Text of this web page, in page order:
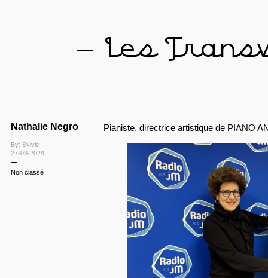
— Les
Nathalie Negro
By: Sylvie
27-03-2024
Non classé
Pianiste, directrice artistique de PIANO